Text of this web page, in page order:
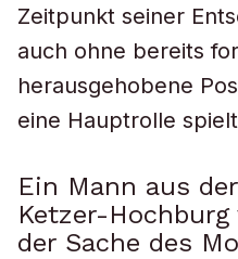
Zeitpunkt seiner
auch ohne bereits
herausgehobene
eine Hauptrolle
Ein Mann aus
Ketzer-
der Sache des